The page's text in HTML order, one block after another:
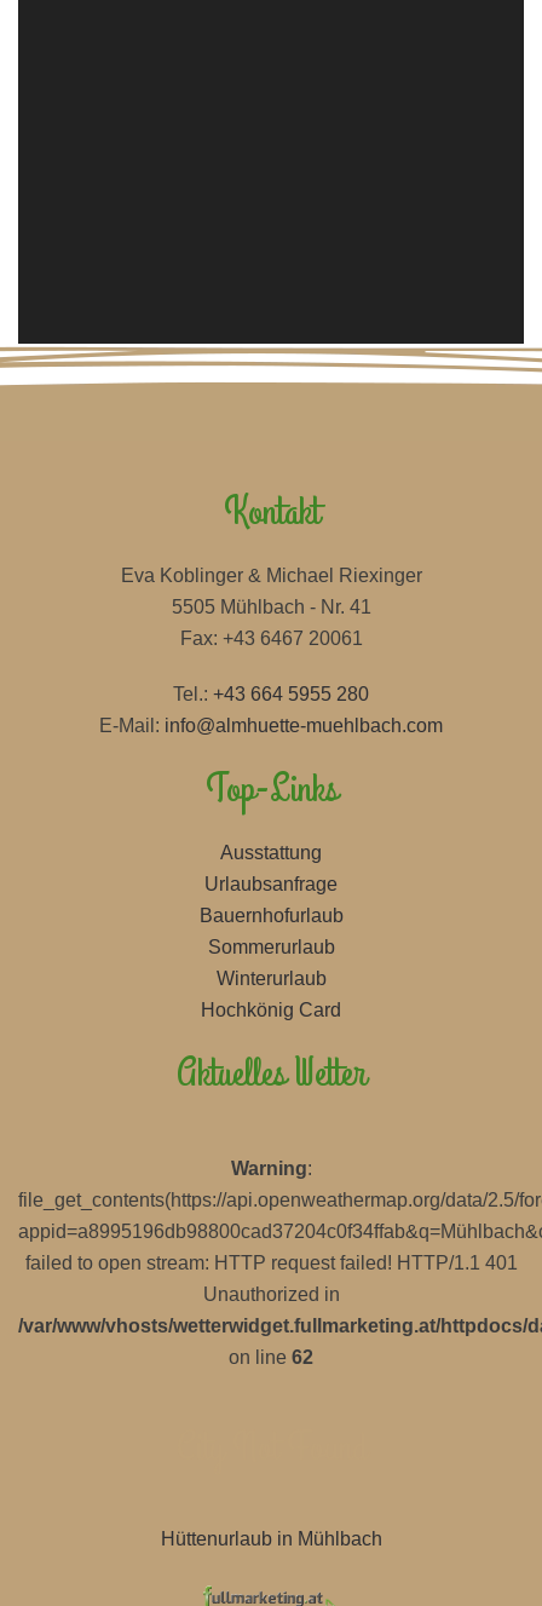
Kontakt
Eva Koblinger & Michael Riexinger
5505 Mühlbach - Nr. 41
Fax: +43 6467 20061
Tel.: +43 664 5955 280
E-Mail: info@almhuette-muehlbach.com
Top-Links
Ausstattung
Urlaubsanfrage
Bauernhofurlaub
Sommerurlaub
Winterurlaub
Hochkönig Card
Aktuelles Wetter
Warning:
file_get_contents(https://api.openweathermap.org/data/2.5/
failed to open stream: HTTP request failed! HTTP/1.1 401
Unauthorized in
/var/www/vhosts/wetterwidget.fullmarketing.at/httpdocs/
on line 62
Hüttenurlaub in Mühlbach